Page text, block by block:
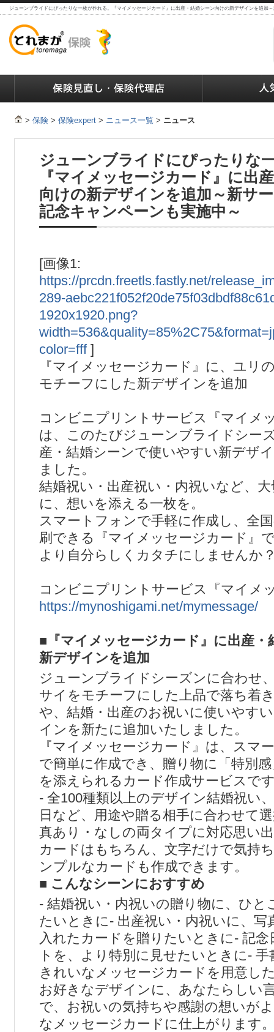
ジューンブライドにぴったりな一枚が作れる。『マイメッセージカード』に出産・結婚シーン向けの新デザインを追加
> 保険 > 保険expert > ニュース一覧 > ニュース
ジューンブライドにぴったりな
『マイメッセージカード』に出
向けの新デザインを追加～新サ
記念キャンペーンも実施中～
[画像1:
https://prcdn.freetls.fastly.net/
289-
1920x1920.png?
color=fff]
『マイメッセージカード』に、ユリ
モチーフにした新デザインを追加
コンビニプリントサービス『マイメ
は、このたびジューンブライドシー
産・結婚シーンで使いやすい新デザ
ました。
結婚祝い・出産祝い・内祝いなど、
に、想いを添える一枚を。
スマートフォンで手軽に作成し、全
刷できる『マイメッセージカード』
より自分らしくカタチにしませんか
コンビニプリントサービス『マイメ
https://mynoshigami.net/mymessage/
■『マイメッセージカード』に出産・
新デザインを追加
ジューンブライドシーズンに合わせ
サイをモチーフにした上品で落ち着
や、結婚・出産のお祝いに使いやす
インを新たに追加いたしました。
『マイメッセージカード』は、スマ
で簡単に作成でき、贈り物に「特別
を添えられるカード作成サービスで
- 全100種類以上のデザイン結婚祝い
日など、用途や贈る相手に合わせて
真あり・なしの両タイプに対応思い
カードはもちろん、文字だけで気持
ンプルなカードも作成できます。
■ こんなシーンにおすすめ
- 結婚祝い・内祝いの贈り物に、ひと
たいときに- 出産祝い・内祝いに、写
入れたカードを贈りたいときに- 記
トを、より特別に見せたいときに-
きれいなメッセージカードを用意し
お好きなデザインに、あなたらしい
で、お祝いの気持ちや感謝の想いが
なメッセージカードに仕上がります